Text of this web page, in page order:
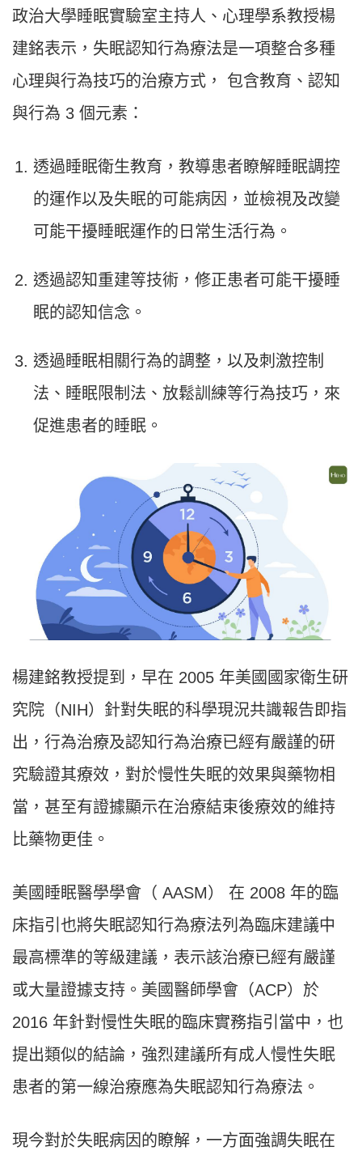
政治大學睡眠實驗室主持人、心理學系教授楊
建銘表示，失眠認知行為療法是一項整合多種
心理與行為技巧的治療方式， 包含教育、認知
與行為 3 個元素：
透過睡眠衛生教育，教導患者瞭解睡眠調控
的運作以及失眠的可能病因，並檢視及改變
可能干擾睡眠運作的日常生活行為。
透過認知重建等技術，修正患者可能干擾睡
眠的認知信念。
透過睡眠相關行為的調整，以及刺激控制
法、睡眠限制法、放鬆訓練等行為技巧，來
促進患者的睡眠。
楊建銘教授提到，早在 2005 年美國國家衛生研
究院（NIH）針對失眠的科學現況共識報告即指
出，行為治療及認知行為治療已經有嚴謹的研
究驗證其療效，對於慢性失眠的效果與藥物相
當，甚至有證據顯示在治療結束後療效的維持
比藥物更佳。
美國睡眠醫學學會（ AASM） 在 2008 年的臨
床指引也將失眠認知行為療法列為臨床建議中
最高標準的等級建議，表示該治療已經有嚴謹
或大量證據支持。美國醫師學會（ACP）於
2016 年針對慢性失眠的臨床實務指引當中，也
提出類似的結論，強烈建議所有成人慢性失眠
患者的第一線治療應為失眠認知行為療法。
現今對於失眠病因的瞭解，一方面強調失眠在